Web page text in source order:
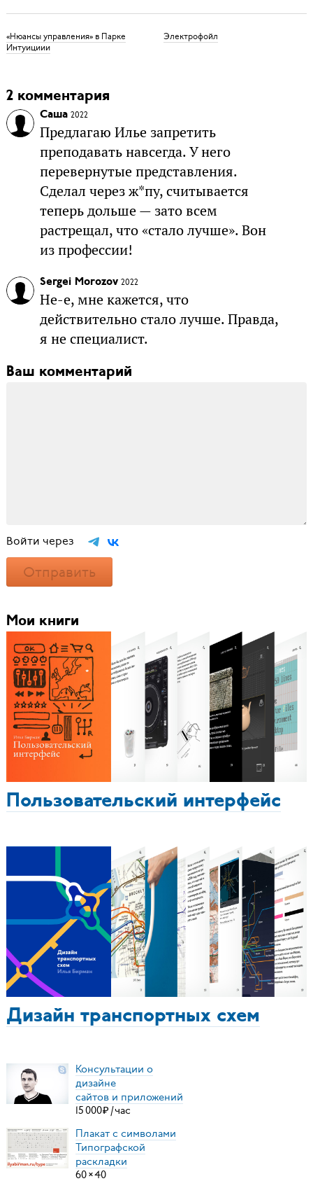
«Нюансы управления» в Парке
Интуициии
Электрофойл
2 комментария
Саша 2022
Предлагаю Илье запретить
преподавать навсегда. У него
перевернутые представления.
Сделал через ж*пу, считывается
теперь дольше — зато всем
растрещал, что «стало лучше». Вон
из профессии!
Sergei Morozov 2022
Не-е, мне кажется, что
действительно стало лучше. Правда,
я не специалист.
Ваш комментарий
Войти через
Отправить
Мои книги
Пользовательский интерфейс
Дизайн транспортных схем
Консультации о
дизайне
сайтов и приложений
15000₽ /час
Плакат с символами
Типографской
раскладки
60×40